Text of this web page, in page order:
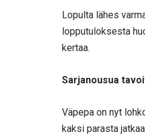
Lopulta lähes
lopputuloksesta
kertaa.
Sarjanousua
Väpepa on nyt
kaksi parasta